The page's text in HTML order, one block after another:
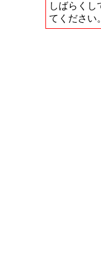
しばらくし
てください。